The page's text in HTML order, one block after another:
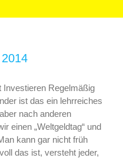
Investieren Regelmäßig
ist das ein lehrreiches
nach anderen
einen „Weltgeldtag“ und
kann gar nicht früh
das ist, versteht jeder,